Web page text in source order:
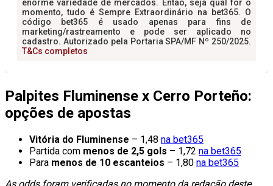
Palpites Fluminense x Cerro Porteño:
opções de apostas
Vitória do Fluminense – 1,48 na bet365
Partida com menos de 2,5 gols – 1,72 na bet365
Para menos de 10 escanteios – 1,80 na bet365